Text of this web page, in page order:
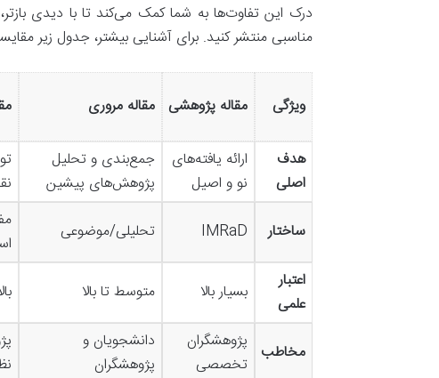
درک این تفاوت‌ها به شما کمک می‌کند تا با دیدی
مناسبی منتشر کنید. برای آشنایی بیشتر، جدول زیر
ویژگی مقاله پژوهشی مقاله مروری
هدف
اصلی
ارائه یافته‌های
نو و اصیل
جمع‌بندی و تحلیل
پژوهش‌های پیشین
ساختار
IMRaD تحلیلی/موضوعی
اعتبار
علمی
بسیار بالا متوسط تا بالا
مخاطب
پژوهشگران
تخصصی
دانشجویان و
پژوهشگران